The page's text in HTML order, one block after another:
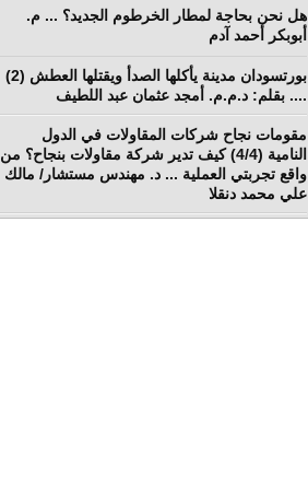
هل نحن بحاجة لمطار الخرطوم الجديد؟ ... م.
أبوبكر أحمد آدم
بورتسودان مدينة يأكلها الصدأ ويقتلها العطش (2)
.... بقلم: د.م.م. أمجد عثمان عبد اللطيف
مقومات نجاح شركات المقاولات في الدول
النامية (4/4) كيف تدير شركة مقاولات بنجاح؟ من
واقع تجربتي العملية ... د. مهندس مستشار/ مالك
علي محمد دنقلا